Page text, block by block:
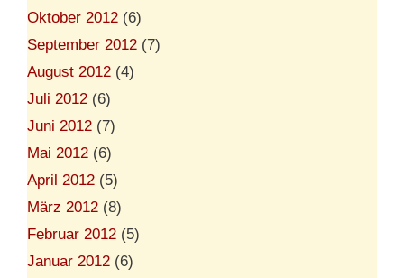
Oktober 2012 (6)
September 2012 (7)
August 2012 (4)
Juli 2012 (6)
Juni 2012 (7)
Mai 2012 (6)
April 2012 (5)
März 2012 (8)
Februar 2012 (5)
Januar 2012 (6)